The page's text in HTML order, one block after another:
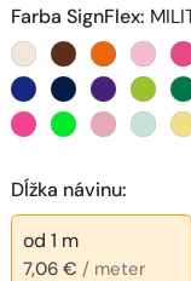
Farba SignFlex:
Dĺžka návinu:
od 1 m
7,06 € / meter